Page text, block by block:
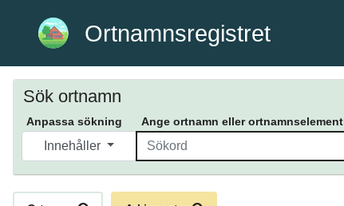
Ortnamnsregistret
Sök ortnamn
Anpassa sökning Ange ortnamn eller ortnamnselement
Innehåller